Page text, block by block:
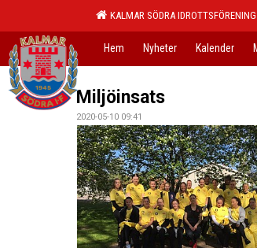
KALMAR SÖDRA IDROTTSFÖRENING
Hem Nyheter Kalender
Miljöinsats
2020-05-10 09:41